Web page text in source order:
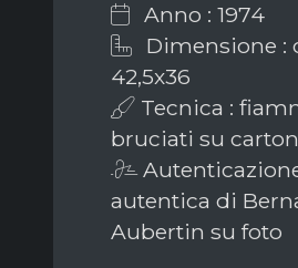
Anno : 1974
Dimensione :
42,5x36
Tecnica :
bruciati su
autentica di
Aubertin su foto